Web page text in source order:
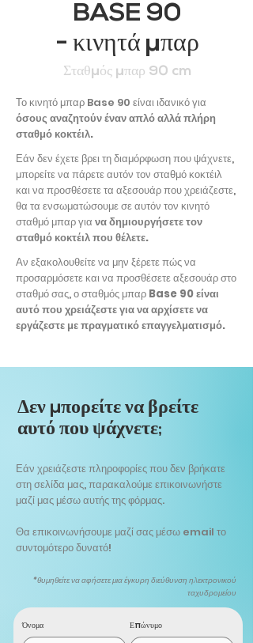
BASE 90
- κινητά μπαρ
Σταθμός μπαρ 90 cm
Το κινητό μπαρ Base 90 είναι ιδανικό για
όσους αναζητούν έναν απλό αλλά πλήρη
σταθμό κοκτέιλ.
Εάν δεν έχετε βρει τη διαμόρφωση που ψάχνετε,
μπορείτε να πάρετε αυτόν τον σταθμό κοκτέιλ
και να προσθέσετε τα αξεσουάρ που χρειάζεστε,
θα τα ενσωματώσουμε σε αυτόν τον κινητό
σταθμό μπαρ για να δημιουργήσετε τον
σταθμό κοκτέιλ που θέλετε.
Αν εξακολουθείτε να μην ξέρετε πώς να
προσαρμόσετε και να προσθέσετε αξεσουάρ στο
σταθμό σας, ο σταθμός μπαρ Base 90 είναι
αυτό που χρειάζεστε για να αρχίσετε να
εργάζεστε με πραγματικό επαγγελματισμό.
Δεν μπορείτε να βρείτε
αυτό που ψάχνετε;
Εάν χρειάζεστε πληροφορίες που δεν βρήκατε
στη σελίδα μας, παρακαλούμε επικοινωνήστε
μαζί μας μέσω αυτής της φόρμας.
Θα επικοινωνήσουμε μαζί σας μέσω email το
συντομότερο δυνατό!
*θυμηθείτε να αφήσετε μια έγκυρη διεύθυνση ηλεκτρονικού
ταχυδρομείου
Όνομα Επώνυμο